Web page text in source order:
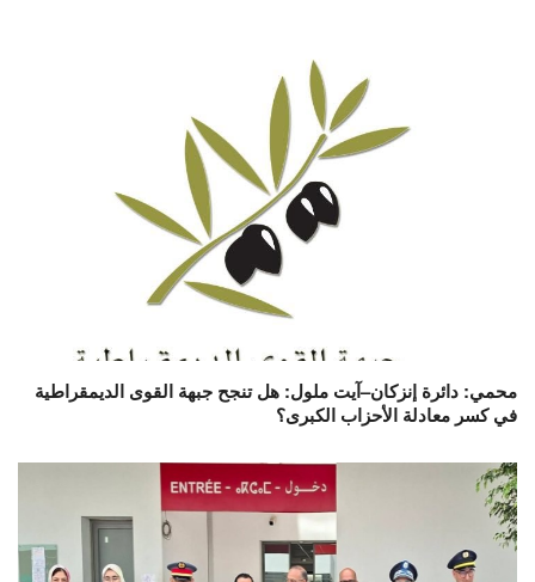
محمي: دائرة إنزكان–آيت ملول: هل تنجح جبهة القوى الديمقراطية
في كسر معادلة الأحزاب الكبرى؟